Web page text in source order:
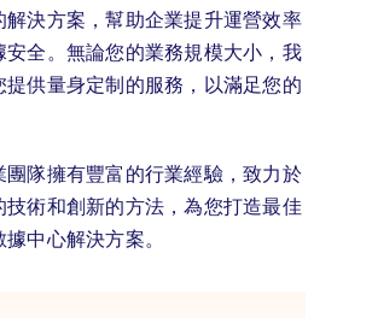
解決方案，幫助企業提升運營效率
安全。無論您的業務規模大小，我
提供量身定制的服務，以滿足您的
團隊擁有豐富的行業經驗，致力於
技術和創新的方法，為您打造最佳
中心解決方案。